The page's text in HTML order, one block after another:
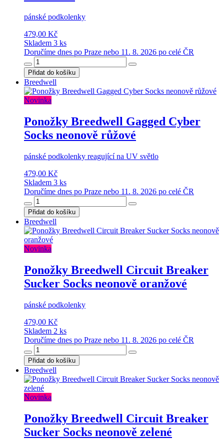
pánské podkolenky
479,00 Kč
Skladem 3 ks
Doručíme dnes po Praze nebo 11. 8. 2026 po celé ČR
Přidat do košíku
Breedwell
Novinka
Ponožky Breedwell Gagged Cyber
Socks neonově růžové
pánské podkolenky reagující na UV světlo
479,00 Kč
Skladem 3 ks
Doručíme dnes po Praze nebo 11. 8. 2026 po celé ČR
Přidat do košíku
Breedwell
Novinka
Ponožky Breedwell Circuit Breaker
Sucker Socks neonově oranžové
pánské podkolenky
479,00 Kč
Skladem 2 ks
Doručíme dnes po Praze nebo 11. 8. 2026 po celé ČR
Přidat do košíku
Breedwell
Novinka
Ponožky Breedwell Circuit Breaker
Sucker Socks neonově zelené